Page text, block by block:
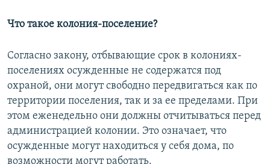
Что такое колония-поселение?
Согласно закону, отбывающие срок в колониях-
поселениях осужденные не содержатся под
охраной, они могут свободно передвигаться как по
территории поселения, так и за ее пределами. При
этом еженедельно они должны отчитываться перед
администрацией колонии. Это означает, что
осужденные могут находиться у себя дома, по
возможности могут работать.